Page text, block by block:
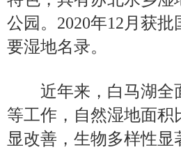
公园。2020年12月获
要湿地名录。
近年来，白马湖全
等工作，自然湿地面积
显改善，生物多样性显